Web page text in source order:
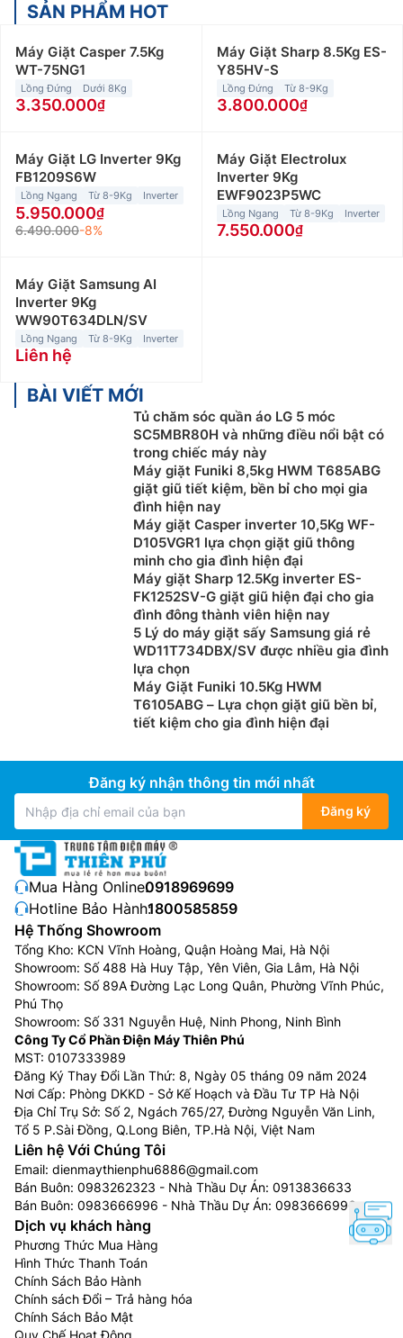
SẢN PHẨM HOT
Máy Giặt Casper 7.5Kg
WT-75NG1
Lồng Đứng Dưới 8Kg
3.350.000
Máy Giặt Sharp 8.5Kg ES-
Y85HV-S
Lồng Đứng Từ 8-9Kg
3.800.000
Máy Giặt LG Inverter 9Kg
FB1209S6W
Lồng Ngang Từ 8-9Kg Inverter
5.950.000
6.490.000-8%
Máy Giặt Electrolux
Inverter 9Kg
EWF9023P5WC
Lồng Ngang Từ 8-9Kg Inverter
7.550.000
Máy Giặt Samsung AI
Inverter 9Kg
WW90T634DLN/SV
Lồng Ngang Từ 8-9Kg Inverter
Liên hệ
BÀI VIẾT MỚI
Tủ chăm sóc quần áo LG 5 móc
SC5MBR80H và những điều nổi bật có
trong chiếc máy này
Máy giặt Funiki 8,5kg HWM T685ABG
giặt giũ tiết kiệm, bền bỉ cho mọi gia
đình hiện nay
Máy giặt Casper inverter 10,5Kg WF-
D105VGR1 lựa chọn giặt giũ thông
minh cho gia đình hiện đại
Máy giặt Sharp 12.5Kg inverter ES-
FK1252SV-G giặt giũ hiện đại cho gia
đình đông thành viên hiện nay
5 Lý do máy giặt sấy Samsung giá rẻ
WD11T734DBX/SV được nhiều gia đình
lựa chọn
Máy Giặt Funiki 10.5Kg HWM
T6105ABG – Lựa chọn giặt giũ bền bỉ,
tiết kiệm cho gia đình hiện đại
Đăng ký nhận thông tin mới nhất
Đăng ký
Mua Hàng Online:0918969699
Hotline Bảo Hành:1800585859
Hệ Thống Showroom
Tổng Kho: KCN Vĩnh Hoàng, Quận Hoàng Mai, Hà Nội
Showroom: Số 488 Hà Huy Tập, Yên Viên, Gia Lâm, Hà Nội
Showroom: Số 89A Đường Lạc Long Quân, Phường Vĩnh Phúc,
Phú Thọ
Showroom: Số 331 Nguyễn Huệ, Ninh Phong, Ninh Bình
Công Ty Cổ Phần Điện Máy Thiên Phú
MST: 0107333989
Đăng Ký Thay Đổi Lần Thứ: 8, Ngày 05 tháng 09 năm 2024
Nơi Cấp: Phòng DKKD - Sở Kế Hoạch và Đầu Tư TP Hà Nội
Địa Chỉ Trụ Sở: Số 2, Ngách 765/27, Đường Nguyễn Văn Linh,
Tổ 5 P.Sài Đồng, Q.Long Biên, TP.Hà Nội, Việt Nam
Liên hệ Với Chúng Tôi
Email: dienmaythienphu6886@gmail.com
Bán Buôn: 0983262323 - Nhà Thầu Dự Án: 0913836633
Bán Buôn: 0983666996 - Nhà Thầu Dự Án: 0983666996
Dịch vụ khách hàng
Phương Thức Mua Hàng
Hình Thức Thanh Toán
Chính Sách Bảo Hành
Chính sách Đổi – Trả hàng hóa
Chính Sách Bảo Mật
Quy Chế Hoạt Động